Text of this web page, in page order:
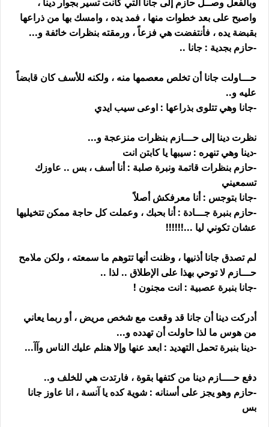
واصبح على بعد خطوات منها ، فمد يده ، وامسك بها من ذراعها
بقبضة يده ، فأنتفضت هي فزعاً ، ورمقته بنظرات خائفة و...
-حازم بجدية : جانا ..
حـــاولت جانا أن تخلص معصمها منه ، ولكنه للأسف كان قابضاً
عليه و..
-جانا وهي تتلوى بذراعها : اوعى سيب ايدي
نظرت دينا إلى حـــازم بنظرات منزعجة و...
-دينا وهي تنهره : سيبها يا كابتن انت
-حازم بنظرات قاتمة ونبرة صلبة : أنا أسف ، بس .. عاوزك
تسمعيني
-جانا بتوجس : أنا معرفكش أصلاً
-حازم بنبرة جـــادة : أنا بحبك ، وعملت كل حاجة ممكن تتخيليها
عشان تكوني ليا ...!!!!!!
لم تصدق جانا أذنيها ، وظنت أنها تتوهم ما سمعته ، ولكن ملامح
حـــازم لا توحي بهذا على الإطلاق .. لذا ..
-جانا بنبرة عصبية : انت مجنون !
أدركت دينا أن جانا قد وقعت مع شخص مريض ، أو ربما يعاني
من هوس ما لذا حاولت أن تهدده و...
-دينا بنبرة تحمل التهديد : ابعد عنها وإلا هنلم عليك الناس وآآ...
دفع حــــازم دينا من كتفها بقوة ، فارتدت هي للخلف و..
-حازم وهو يجز على أسنانه : شوية كده يا آنسة ، انا عاوز جانا
بس